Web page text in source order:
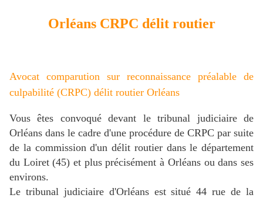
Orléans CRPC délit routier
Avocat comparution sur reconnaissance préalable de
culpabilité (CRPC) délit routier Orléans
Vous êtes convoqué devant le tribunal judiciaire de
Orléans dans le cadre d'une procédure de CRPC par suite
de la commission d'un délit routier dans le département
du Loiret (45) et plus précisément à Orléans ou dans ses
environs.
Le tribunal judiciaire d'Orléans est situé 44 rue de la